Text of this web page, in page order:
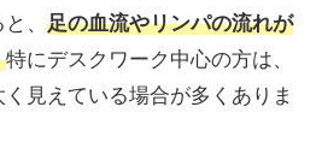
、 足の血流やリンパの流れが
特にデスクワーク中心の方は、
見えている場合が多くありま